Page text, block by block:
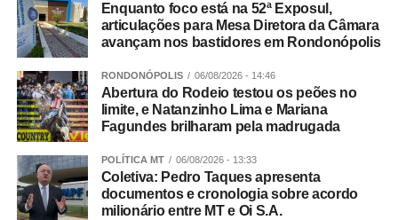
17h – O que as novilhas do cedo tem de especial e quais
são as novidades de manejo reprodutivo para elas?
Alexandre Prata, gerente técnico GlobalGen.
Pavilhão de Palestras
18h – Governança na Empresa Familiar/gestão dos
membros, filhos, sucessão no negócio – Safras e Cifras.
Pavilhão de Palestras
Enquanto foco está na 52ª Exposul,
articulações para Mesa Diretora da Câmara
avançam nos bastidores em Rondonópolis
RONDONÓPOLIS 06/08/2026 - 14:46
Abertura do Rodeio testou os peões no
limite, e Natanzinho Lima e Mariana
Fagundes brilharam pela madrugada
POLÍTICA MT 06/08/2026 - 13:33
Coletiva: Pedro Taques apresenta
documentos e cronologia sobre acordo
milionário entre MT e Oi S.A.